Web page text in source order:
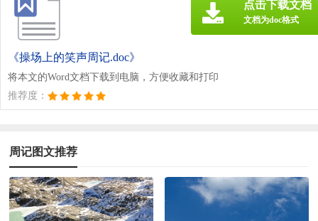
《操场上的笑声周记.doc》
将本文的Word文档下载到电脑，方便收藏和打印
推荐度：
点击下载文档
文档为doc格式
周记图文推荐